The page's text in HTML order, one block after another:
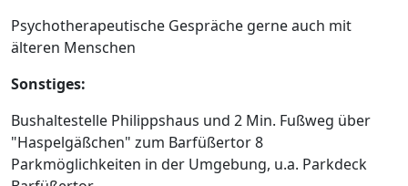
Psychotherapeutische Gespräche gerne auch mit
älteren Menschen
Sonstiges:
Bushaltestelle Philippshaus und 2 Min. Fußweg über
"Haspelgäßchen" zum Barfüßertor 8
Parkmöglichkeiten in der Umgebung, u.a. Parkdeck